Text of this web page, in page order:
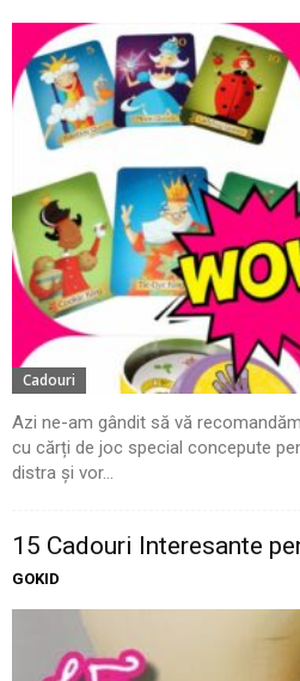
Cadouri
Azi ne-am gândit să vă
cu cărți de joc special concepute
distra și vor...
15 Cadouri Interesante
GOKID